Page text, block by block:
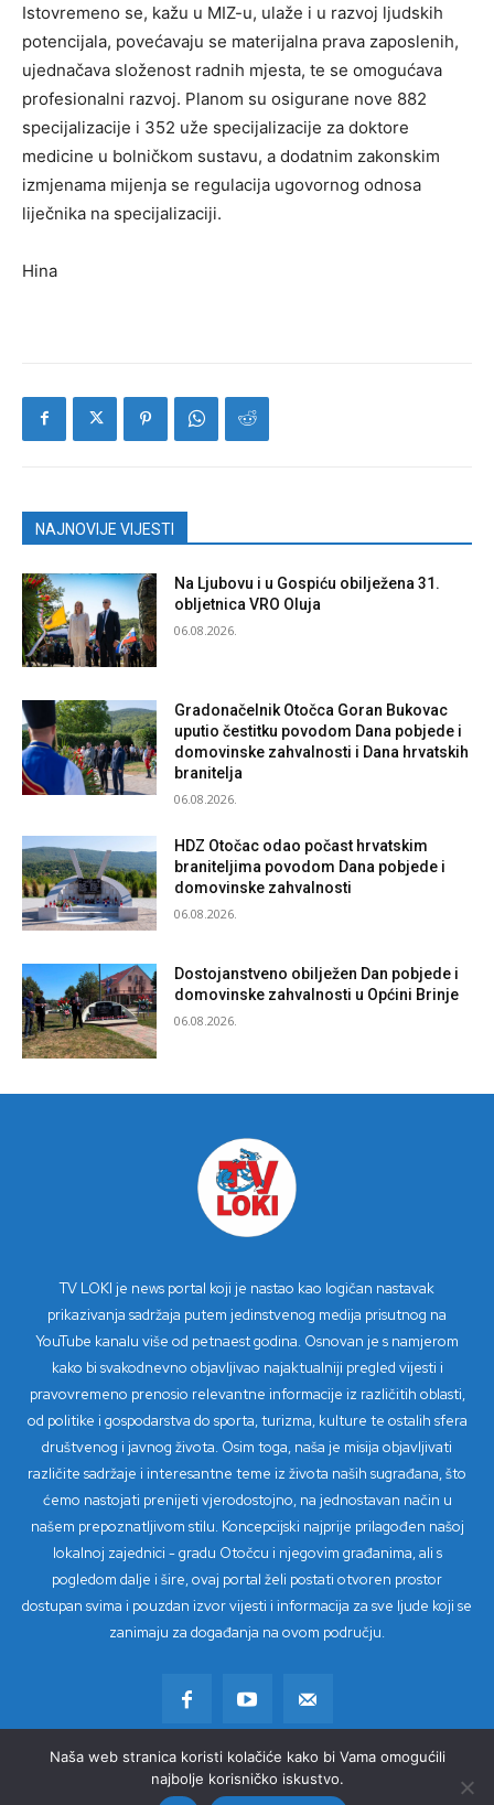
Istovremeno se, kažu u MIZ-u, ulaže i u razvoj ljudskih
potencijala, povećavaju se materijalna prava zaposlenih,
ujednačava složenost radnih mjesta, te se omogućava
profesionalni razvoj. Planom su osigurane nove 882
specijalizacije i 352 uže specijalizacije za doktore
medicine u bolničkom sustavu, a dodatnim zakonskim
izmjenama mijenja se regulacija ugovornog odnosa
liječnika na specijalizaciji.
Hina
NAJNOVIJE VIJESTI
Na Ljubovu i u Gospiću obilježena 31.
obljetnica VRO Oluja
06.08.2026.
Gradonačelnik Otočca Goran Bukovac
uputio čestitku povodom Dana pobjede i
domovinske zahvalnosti i Dana hrvatskih
branitelja
06.08.2026.
HDZ Otočac odao počast hrvatskim
braniteljima povodom Dana pobjede i
domovinske zahvalnosti
06.08.2026.
Dostojanstveno obilježen Dan pobjede i
domovinske zahvalnosti u Općini Brinje
06.08.2026.
TV LOKI je news portal koji je nastao kao logičan nastavak
prikazivanja sadržaja putem jedinstvenog medija prisutnog na
YouTube kanalu više od petnaest godina. Osnovan je s namjerom
kako bi svakodnevno objavljivao najaktualniji pregled vijesti i
pravovremeno prenosio relevantne informacije iz različitih oblasti,
od politike i gospodarstva do sporta, turizma, kulture te ostalih sfera
društvenog i javnog života. Osim toga, naša je misija objavljivati
različite sadržaje i interesantne teme iz života naših sugrađana, što
ćemo nastojati prenijeti vjerodostojno, na jednostavan način u
našem prepoznatljivom stilu. Koncepcijski najprije prilagođen našoj
lokalnoj zajednici - gradu Otočcu i njegovim građanima, ali s
pogledom dalje i šire, ovaj portal želi postati otvoren prostor
dostupan svima i pouzdan izvor vijesti i informacija za sve ljude koji se
zanimaju za događanja na ovom području.
© Copyright 2023 - TV Loki
Naša web stranica koristi kolačiće kako bi Vama omogućili
najbolje korisničko iskustvo.